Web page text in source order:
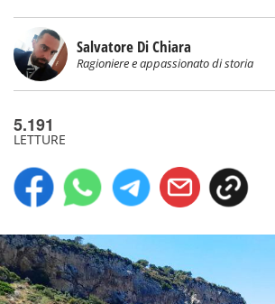
Salvatore Di Chiara
Ragioniere e appassionato di storia
5.191
LETTURE